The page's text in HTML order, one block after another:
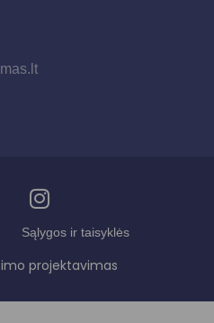
Sąlygos ir taisyklės
projektavimas